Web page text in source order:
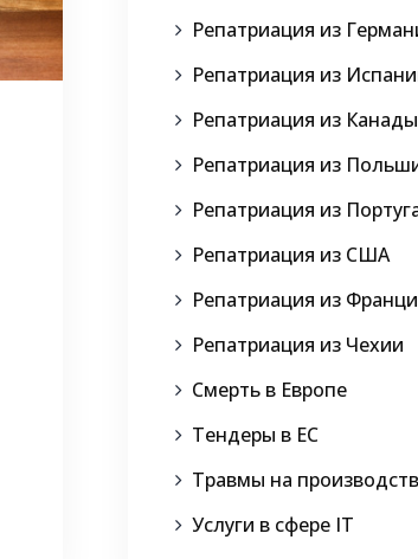
Репатриация из
Репатриация из
Репатриация из Канады
Репатриация из
Репатриация из
Репатриация из США
Репатриация из
Репатриация из Чехии
Смерть в Европе
Тендеры в ЕС
Травмы на
Услуги в сфере IT